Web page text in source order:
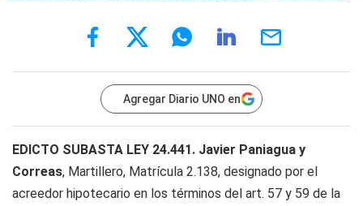
Agregar Diario UNO en
EDICTO SUBASTA LEY 24.441. Javier Paniagua y
Correas, Martillero, Matrícula 2.138, designado por el
acreedor hipotecario en los términos del art. 57 y 59 de la